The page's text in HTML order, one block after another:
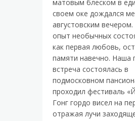
матовым блеском в
своем оке дождался
августовским
опыт необычных
как первая любовь,
памяти навечно. Наша
встреча состоялась в
подмосковном
проходил фестиваль
Гонг гордо висел на
отражая лучи